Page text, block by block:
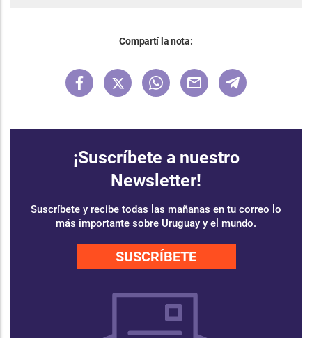
Compartí la nota:
¡Suscríbete a nuestro
Newsletter!
Suscríbete y recibe todas las mañanas en tu correo lo
más importante sobre Uruguay y el mundo.
SUSCRÍBETE